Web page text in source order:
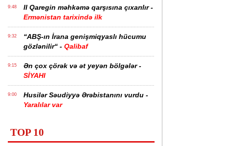
9:48
II Qaregin məhkəmə qarşısına çıxarılır -
Ermənistan tarixində ilk
9:32
“ABŞ-ın İrana genişmiqyaslı hücumu
gözlənilir“ - Qalibaf
9:15
Ən çox çörək və ət yeyən bölgələr -
SİYAHI
9:00
Husilər Səudiyyə Ərəbistanını vurdu -
Yaralılar var
təhsillidir? -
TOP 10